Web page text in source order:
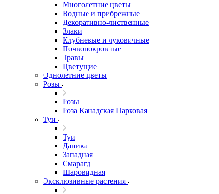
Многолетние цветы
Водные и прибрежные
Декоративно-лиственные
Злаки
Клубневые и луковичные
Почвопокровные
Травы
Цветущие
Однолетние цветы
Розы
Розы
Роза Канадская Парковая
Туи
Туи
Даника
Западная
Смарагд
Шаровидная
Эксклюзивные растения